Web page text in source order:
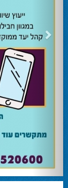
השרה מירי רגב קוראת
השרה מירי רגב קוראת לבוא
אוהד שגב הפסיד בעכו
עמיחי בן שלוש מקורבו של
מחל זכתה במנדט אחד
עו''ד אמנון כהן שעומד
בוקר שהתמודד אף הוא
המשבר בליכוד העולמי
האם ההסכם של מיקי זוהר
או הדחה? ומה יחליט בעתיד
המלא - עמ' 4.